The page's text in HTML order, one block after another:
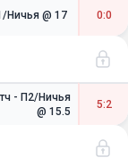
Ничья @ 17 0:0
- П2/Ничья
@ 15.5
5:2